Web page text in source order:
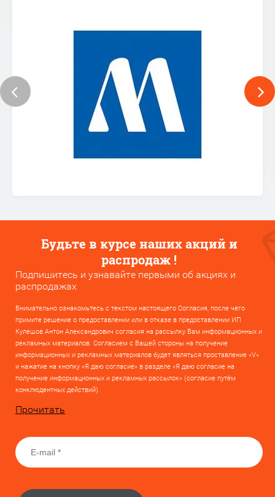
Будьте в курсе наших акций и
распродаж !
Подпишитесь и узнавайте первыми об акциях и
распродажах
Внимательно ознакомьтесь с текстом настоящего Согласия, после чего
примите решение о предоставлении или в отказе в предоставлении ИП
Кулешов Антон Александрович согласия на рассылку Вам информационных и
рекламных материалов. Согласием с Вашей стороны на получение
информационных и рекламных материалов будет являться проставление «V»
и нажатие на кнопку «Я даю согласие» в разделе «Я даю согласие на
получение информационных и рекламных рассылок» (согласие путём
конклюдентных действий).
Прочитать